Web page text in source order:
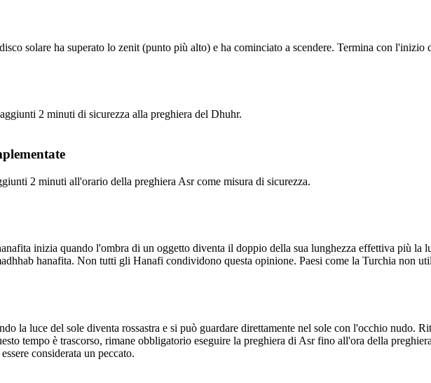
solare ha superato lo zenit (punto più alto) e ha cominciato a scendere. Termina con
2 minuti di sicurezza alla preghiera del Dhuhr.
2 minuti all'orario della preghiera Asr come misura di sicurezza.
inizia quando l'ombra di un oggetto diventa il doppio della sua lunghezza effettiva più la
hanafita. Non tutti gli Hanafi condividono questa opinione. Paesi come la Turchia non
la luce del sole diventa rossastra e si può guardare direttamente nel sole con l'occhio nudo.
tempo è trascorso, rimane obbligatorio eseguire la preghiera di Asr fino all'ora della
considerata un peccato.